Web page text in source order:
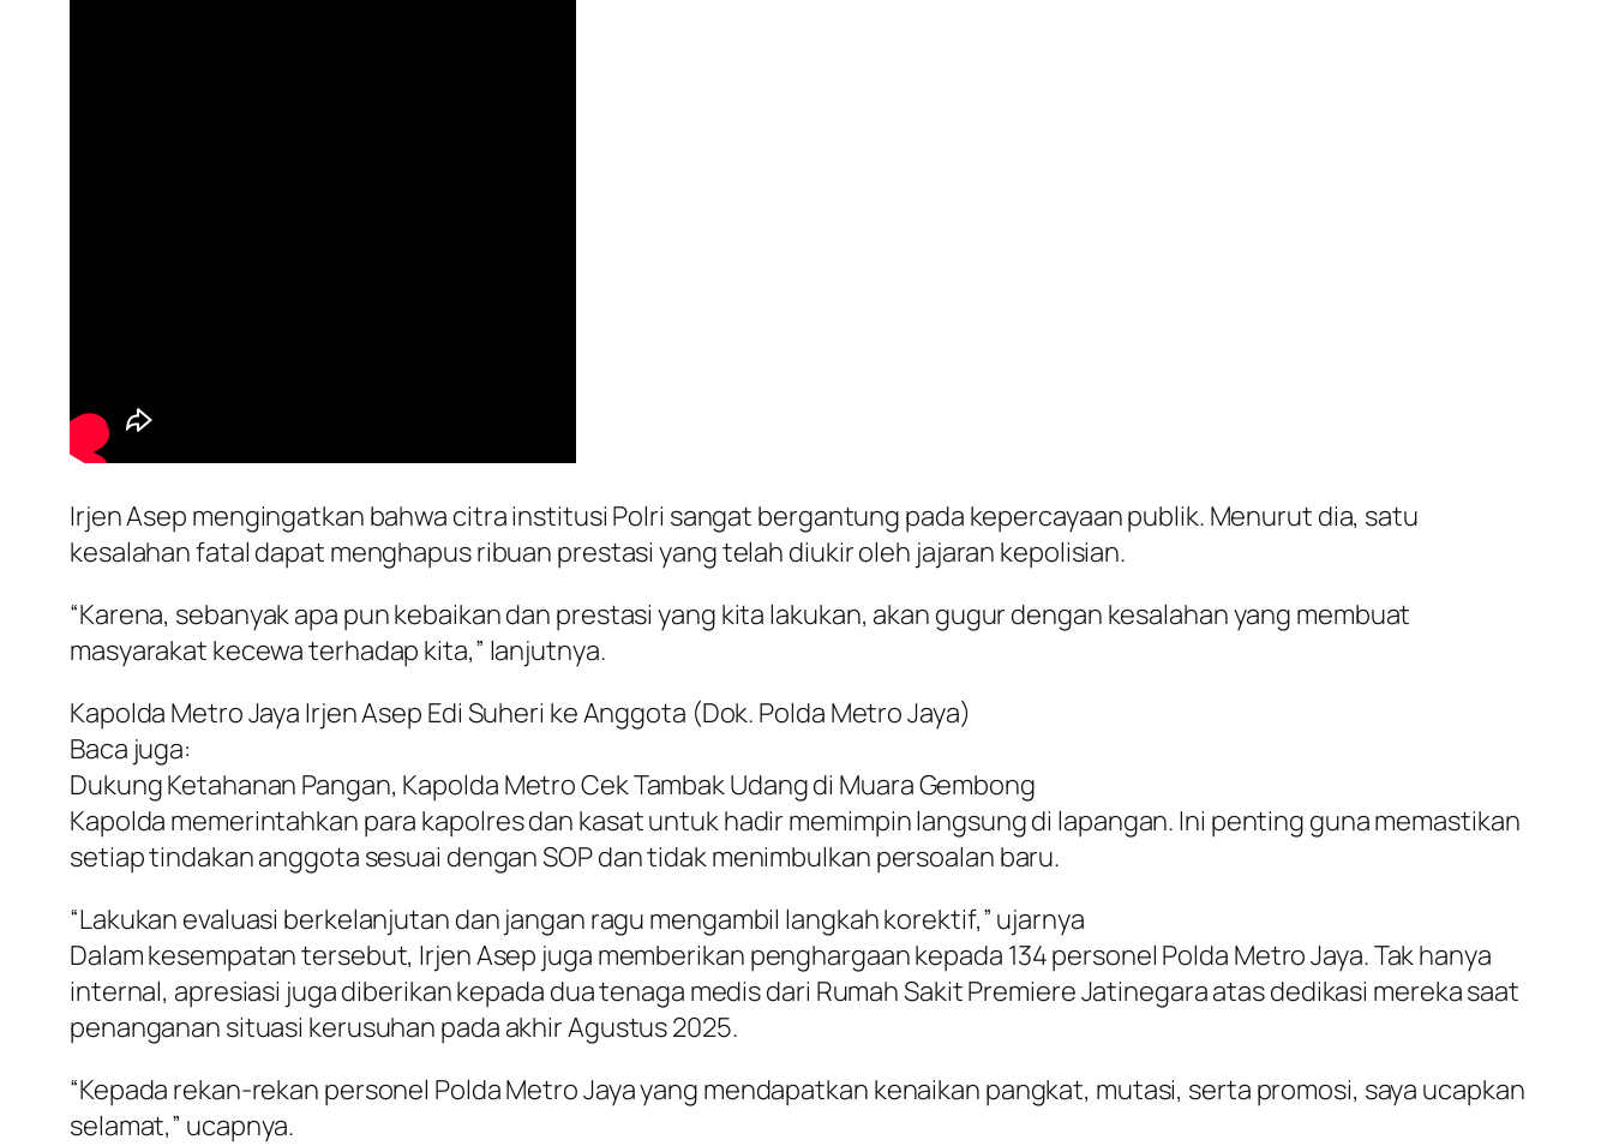
Irjen Asep mengingatkan bahwa citra institusi Polri sangat bergantung pada kepercayaan publik. Menurut dia, satu
kesalahan fatal dapat menghapus ribuan prestasi yang telah diukir oleh jajaran kepolisian.
“Karena, sebanyak apa pun kebaikan dan prestasi yang kita lakukan, akan gugur dengan kesalahan yang membuat
masyarakat kecewa terhadap kita,” lanjutnya.
Kapolda Metro Jaya Irjen Asep Edi Suheri ke Anggota (Dok. Polda Metro Jaya)
Baca juga:
Dukung Ketahanan Pangan, Kapolda Metro Cek Tambak Udang di Muara Gembong
Kapolda memerintahkan para kapolres dan kasat untuk hadir memimpin langsung di lapangan. Ini penting guna memastikan
setiap tindakan anggota sesuai dengan SOP dan tidak menimbulkan persoalan baru.
“Lakukan evaluasi berkelanjutan dan jangan ragu mengambil langkah korektif,” ujarnya
Dalam kesempatan tersebut, Irjen Asep juga memberikan penghargaan kepada 134 personel Polda Metro Jaya. Tak hanya
internal, apresiasi juga diberikan kepada dua tenaga medis dari Rumah Sakit Premiere Jatinegara atas dedikasi mereka saat
penanganan situasi kerusuhan pada akhir Agustus 2025.
“Kepada rekan-rekan personel Polda Metro Jaya yang mendapatkan kenaikan pangkat, mutasi, serta promosi, saya ucapkan
selamat,” ucapnya.